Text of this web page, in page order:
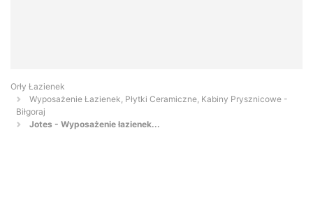
Orły Łazienek
Wyposażenie Łazienek, Płytki Ceramiczne, Kabiny Prysznicowe -
Biłgoraj
Jotes - Wyposażenie łazienek...